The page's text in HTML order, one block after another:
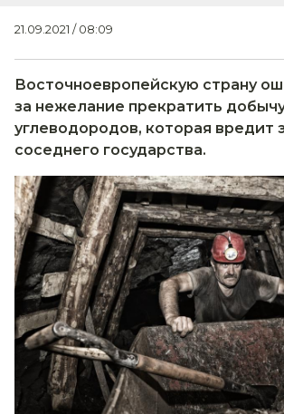
21.09.2021 / 08:09
Восточноевропейскую страну
за нежелание прекратить
углеводородов, которая вредит
соседнего государства.